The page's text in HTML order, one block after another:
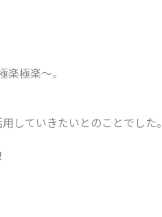
楽極楽～。
していきたいとのことでした